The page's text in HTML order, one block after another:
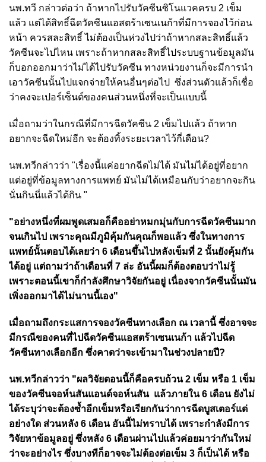
นพ.ทวี กล่าวต่อว่า ถ้าหากไปรับวัคซีนซิโนแวคครบ 2 เข็ม
แล้ว แต่ได้สิทธิ์ฉีดวัคซีนแอสตร้าเซนเนก้าที่มีการจองไว้ก่อน
หน้า ควรสละสิทธิ์ ไม่ต้องเป็นห่วงไปว่าถ้าหากสละสิทธิ์แล้ว
วัคซีนจะไปไหน เพราะถ้าหากสละสิทธิ์ไประบบฐานข้อมูลมัน
ก็บอกออกมาว่าไม่ได้ไปรับวัคซีน ทางหน่วยงานก็จะมีการนำ
เอาวัคซีนนั้นไปแจกจ่ายให้คนอื่นๆต่อไป ซึ่งส่วนตัวแล้วก็เชื่อ
ว่าคงจะเปอร์เซ็นต์ของคนส่วนหนึ่งที่จะเป็นแบบนี้
เมื่อถามว่าในกรณีที่มีการฉีดวัคซีน 2 เข็มไปแล้ว ถ้าหาก
อยากจะฉีดใหม่อีก จะต้องทิ้งระยะเวลาไว้กี่เดือน?
นพ.ทวีกล่าวว่า "เรื่องนี้แค่อยากฉีดไม่ได้ มันไม่ได้อยู่ที่อยาก
แต่อยู่ที่ข้อมูลทางการแพทย์ มันไม่ได้เหมือนกับว่าอยากจะกิน
นั่นกินนี่แล้วได้กิน "
"อย่างหนึ่งที่ผมพูดเสมอก็คืออย่าหมกมุ่นกับการฉีดวัคซีนมาก
จนเกินไป เพราะคุณมีภูมิคุ้มกันคุณก็พอแล้ว ซึ่งในทางการ
แพทย์นั้นตอบได้เลยว่า 6 เดือนขึ้นไปหลังเข็มที่ 2 นั้นยังคุ้มกัน
ได้อยู่ แต่ถามว่าถ้าเดือนที่ 7 ล่ะ อันนี้ผมก็ต้องตอบว่าไม่รู้
เพราะตอนนี้เขาก็กำลังศึกษาวิจัยกันอยู่ เนื่องจากวัคซีนนั้นมัน
เพิ่งออกมาได้ไม่นานนี้เอง"
เมื่อถามถึงกระแสการจองวัคซีนทางเลือก ณ เวลานี้ ซึ่งอาจจะ
มีกรณีของคนที่ไปฉีดวัคซีนแอสตร้าเซนเนก้า แล้วไปฉีด
วัคซีนทางเลือกอีก ซึ่งคาดว่าจะเข้ามาในช่วงปลายปี?
นพ.ทวีกล่าวว่า "ผลวิจัยตอนนี้ก็คือครบถ้วน 2 เข็ม หรือ 1 เข็ม
ของวัคซีนจอห์นสันแอนด์จอห์นสัน แล้วภายใน 6 เดือน ยังไม่
ได้ระบุว่าจะต้องซ้ำอีกเข็มหรือเรียกกันว่าการฉีดบูสเตอร์แต่
อย่างใด ส่วนหลัง 6 เดือน อันนี้ไม่ทราบได้ เพราะกำลังมีการ
วิจัยหาข้อมูลอยู่ ซึ่งหลัง 6 เดือนผ่านไปแล้วค่อยมาว่ากันใหม่
ว่าจะอย่างไร ซึ่งบางทีก็อาจจะไม่ต้องต่อเข็ม 3 ก็เป็นได้ หรือ